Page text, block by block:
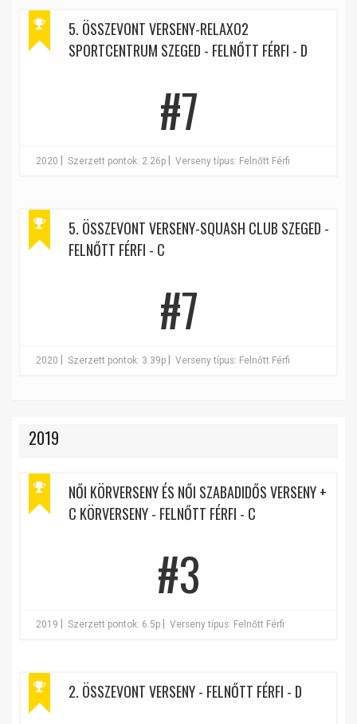
5. ÖSSZEVONT VERSENY-RELAXO2
SPORTCENTRUM SZEGED - FELNŐTT FÉRFI - D
#7
2020 Szerzett pontok: 2.26p Verseny típus: Felnőtt Férfi
5. ÖSSZEVONT VERSENY-SQUASH CLUB SZEGED -
FELNŐTT FÉRFI - C
#7
2020 Szerzett pontok: 3.39p Verseny típus: Felnőtt Férfi
2019
NŐI KÖRVERSENY ÉS NŐI SZABADIDŐS VERSENY +
C KÖRVERSENY - FELNŐTT FÉRFI - C
#3
2019 Szerzett pontok: 6.5p Verseny típus: Felnőtt Férfi
2. ÖSSZEVONT VERSENY - FELNŐTT FÉRFI - D